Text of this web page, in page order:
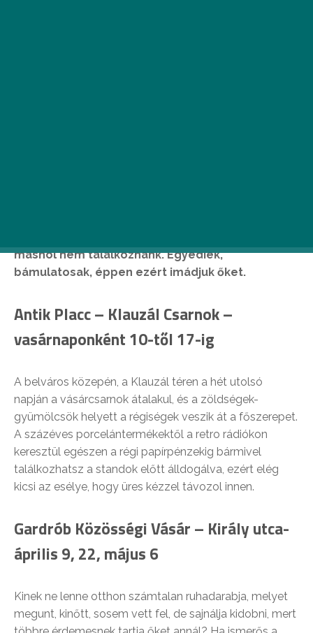
máshol nem találkoznánk. Egyediek,
bámulatosak, éppen ezért imádjuk őket.
Antik Placc – Klauzál Csarnok –
vasárnaponként 10-től 17-ig
A belváros közepén, a Klauzál téren a hét utolsó
napján a vásárcsarnok átalakul, és a zöldségek-
gyümölcsök helyett a régiségek veszik át a főszerepet.
A százéves porcelántermékektől a retro rádiókon
keresztül egészen a régi papírpénzekig bármivel
találkozhatsz a standok előtt álldogálva, ezért elég
kicsi az esélye, hogy üres kézzel távozol innen.
Gardrób Közösségi Vásár – Király utca-
április 9, 22, május 6
Kinek ne lenne otthon számtalan ruhadarabja, melyet
megunt, kinőtt, sosem vett fel, de sajnálja kidobni, mert